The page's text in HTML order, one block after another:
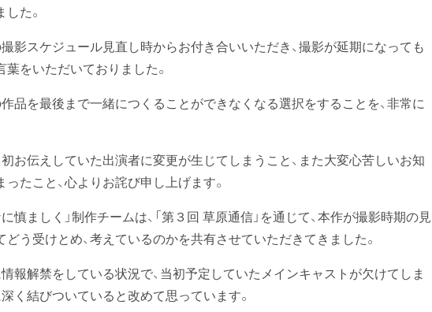
た。
影スケジュール見直し時からお付き合いいただき、撮影が延期になっても
をいただいておりました。
品を最後まで一緒につくることができなくなる選択をすることを、非常に
お伝えしていた出演者に変更が生じてしまうこと、また大変心苦しいお知
たこと、心よりお詫び申し上げます。
慎ましく」制作チームは、「第３回 草原通信」を通じて、本作が撮影時期の見
う受けとめ、考えているのかを共有させていただきてきました。
報解禁をしている状況で、当初予定していたメインキャストが欠けてしま
く結びついていると改めて思っています。